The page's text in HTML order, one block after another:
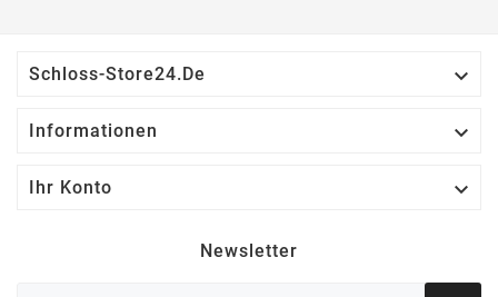
Schloss-Store24.de 
Informationen 
Ihr Konto 
Newsletter